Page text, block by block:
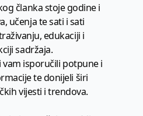
članka stoje godine i
učenja te sati i sati
edukaciji i
sadržaja.
vam isporučili potpune i
te donijeli širi
vijesti i trendova.